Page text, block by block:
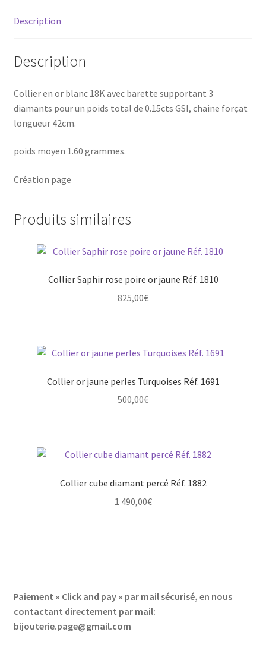
Description
Description
Collier en or blanc 18K avec barette supportant 3
diamants pour un poids total de 0.15cts GSI, chaine forçat
longueur 42cm.
poids moyen 1.60 grammes.
Création page
Produits similaires
Collier Saphir rose poire or jaune Réf. 1810
825,00€
Collier or jaune perles Turquoises Réf. 1691
500,00€
Collier cube diamant percé Réf. 1882
1 490,00€
Paiement » Click and pay » par mail sécurisé, en nous
contactant directement par mail:
bijouterie.page@gmail.com